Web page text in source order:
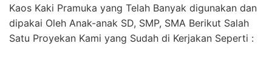
Kaos Kaki Pramuka yang Telah Banyak digunakan dan
dipakai Oleh Anak-anak SD, SMP, SMA Berikut Salah
Satu Proyekan Kami yang Sudah di Kerjakan Seperti :